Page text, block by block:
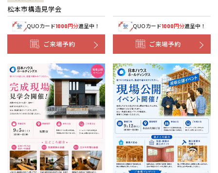
松本市構造見学会
QUOカード1000円分進呈中！
ご来場予約
QUOカード1000円分進呈中！
ご来場予約